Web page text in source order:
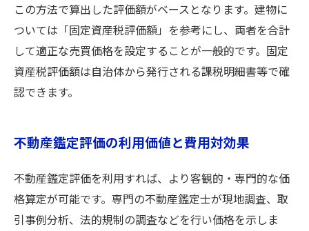
この方法で算出した評価額がベースとなります。建物に
ついては「固定資産税評価額」を参考にし、両者を合計
して適正な売買価格を設定することが一般的です。固定
資産税評価額は自治体から発行される課税明細書等で確
認できます。
不動産鑑定評価の利用価値と費用対効果
不動産鑑定評価を利用すれば、より客観的・専門的な価
格算定が可能です。専門の不動産鑑定士が現地調査、取
引事例分析、法的規制の調査などを行い価格を示しま